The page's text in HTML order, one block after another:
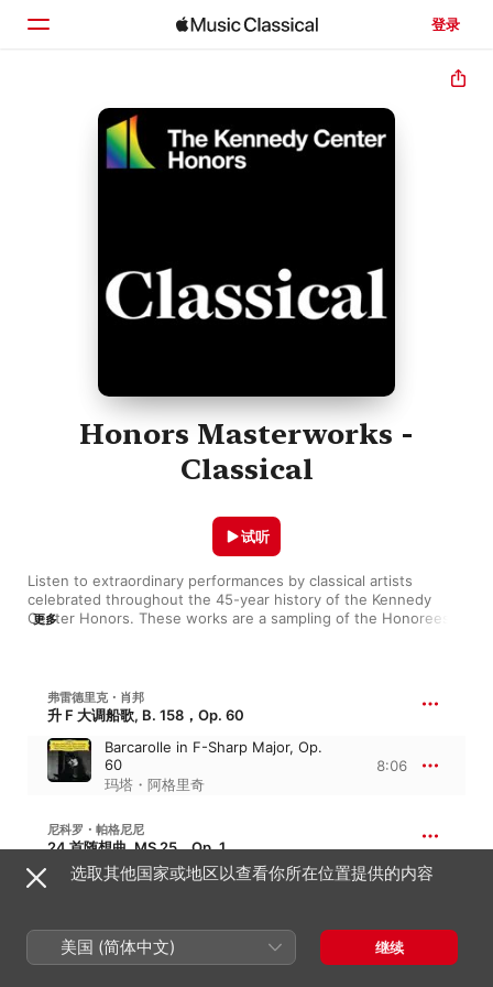
登录
主页
Honors Masterworks -
Classical
Listen to extraordinary performances by classical artists
celebrated throughout the 45-year history of the Kennedy
Center Honors. These works are a sampling of the Honorees'
更多
试听
弗雷德里克・肖邦
升 F 大调船歌, B. 158，Op. 60
Barcarolle in F-Sharp Major, Op.
60
玛塔・阿格里奇
8:06
尼科罗・帕格尼尼
24 首随想曲, MS 25，Op. 1
莫杰斯特・彼得罗维奇・穆索尔斯基
选取其他国家或地区以查看你所在位置提供的内容
美国 (简体中文) 继续